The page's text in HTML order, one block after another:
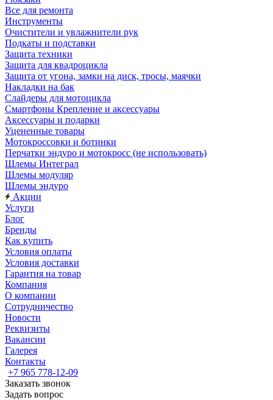
Все для ремонта
Инструменты
Очистители и увлажнители рук
Подкаты и подставки
Защита техники
Защита для квадроцикла
Защита от угона, замки на диск, тросы, маячки
Накладки на бак
Слайдеры для мотоцикла
Смартфоны Крепление и аксессуары
Аксессуары и подарки
Уцененные товары
Мотокроссовки и ботинки
Перчатки эндуро и мотокросс (не использовать)
Шлемы Интеграл
Шлемы модуляр
Шлемы эндуро
Акции
Услуги
Блог
Бренды
Как купить
Условия оплаты
Условия доставки
Гарантия на товар
Компания
О компании
Сотрудничество
Новости
Реквизиты
Вакансии
Галерея
Контакты
+7 965 778-12-09
Заказать звонок
Задать вопрос